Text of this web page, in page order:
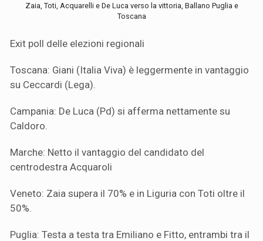
Zaia, Toti, Acquarelli e De Luca verso la vittoria, Ballano Puglia e
Toscana
Exit poll delle elezioni regionali
Toscana: Giani (Italia Viva) è leggermente in vantaggio
su Ceccardi (Lega).
Campania: De Luca (Pd) si afferma nettamente su
Caldoro.
Marche: Netto il vantaggio del candidato del
centrodestra Acquaroli
Veneto: Zaia supera il 70% e in Liguria con Toti oltre il
50%.
Puglia: Testa a testa tra Emiliano e Fitto, entrambi tra il